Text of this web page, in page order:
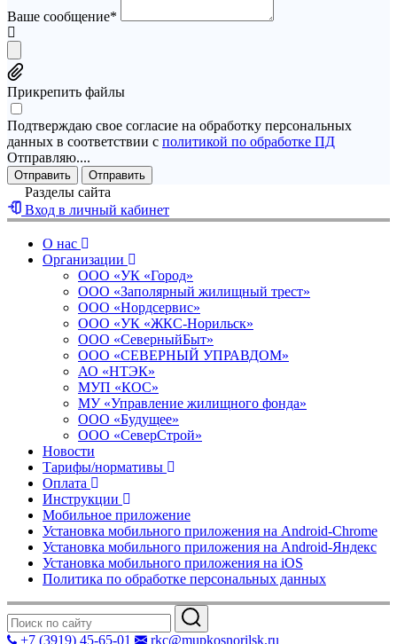
Ваше сообщение*
Прикрепить файлы
Подтверждаю свое согласие на обработку персональных
данных в соответствии с политикой по обработке ПД
Отправляю....
Отправить Отправить
Разделы сайта
Вход в личный кабинет
О нас
Организации
ООО «УК «Город»
ООО «Заполярный жилищный трест»
ООО «Нордсервис»
ООО «УК «ЖКС-Норильск»
ООО «СеверныйБыт»
ООО «СЕВЕРНЫЙ УПРАВДОМ»
АО «НТЭК»
МУП «КОС»
МУ «Управление жилищного фонда»
ООО «Будущее»
ООО «СеверСтрой»
Новости
Тарифы/нормативы
Оплата
Инструкции
Мобильное приложение
Установка мобильного приложения на Android-Chrome
Установка мобильного приложения на Android-Яндекс
Установка мобильного приложения на iOS
Политика по обработке персональных данных
+7 (3919) 45-65-01 rkc@mupkosnorilsk.ru